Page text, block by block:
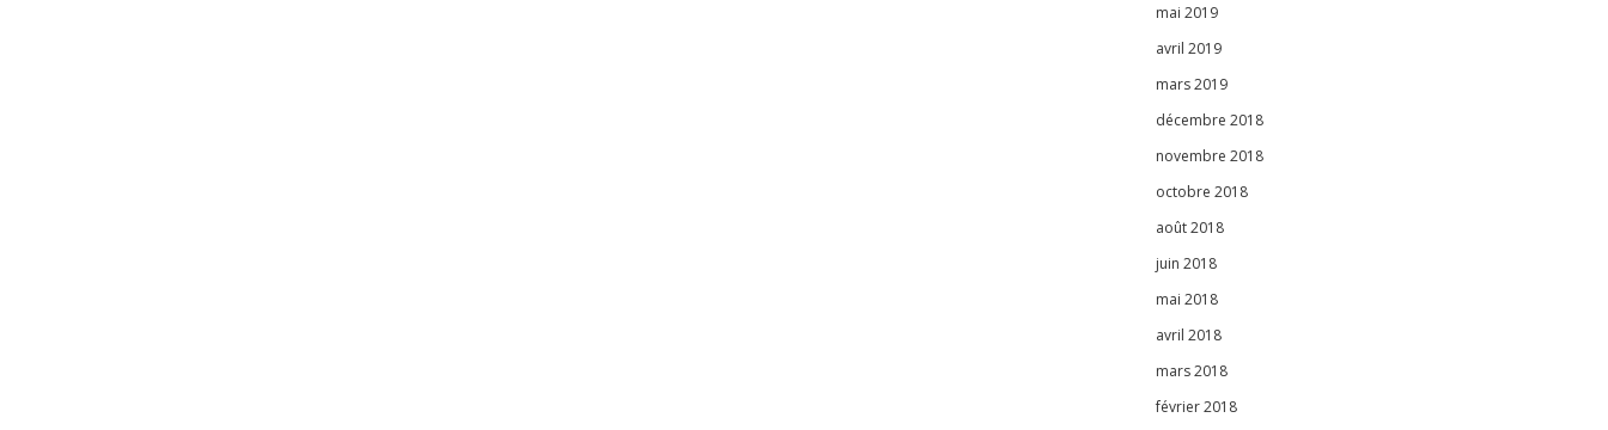
mai 2019
avril 2019
mars 2019
décembre 2018
novembre 2018
octobre 2018
août 2018
juin 2018
mai 2018
avril 2018
mars 2018
février 2018